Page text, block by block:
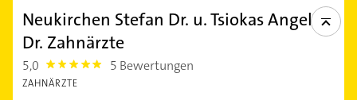
Neukirchen Stefan Dr. u. Tsiokas Angelos
Dr. Zahnärzte
5,0 5.0 5 Bewertungen
ZAHNÄRZTE